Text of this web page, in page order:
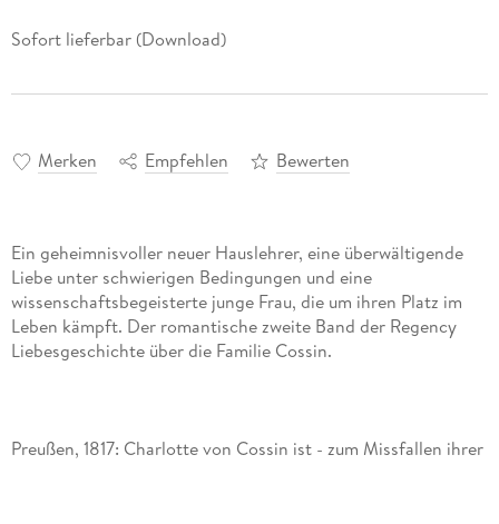
Sofort lieferbar (Download)
Merken Empfehlen Bewerten
Ein geheimnisvoller neuer Hauslehrer, eine überwältigende
Liebe unter schwierigen Bedingungen und eine
wissenschaftsbegeisterte junge Frau, die um ihren Platz im
Leben kämpft. Der romantische zweite Band der Regency
Preußen, 1817: Charlotte von Cossin ist - zum Missfallen ihrer